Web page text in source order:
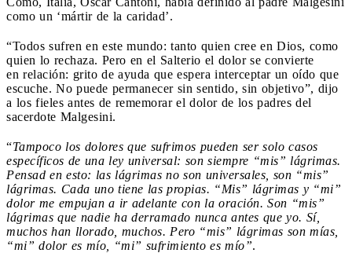
como un ‘mártir de la caridad’.
“Todos sufren en este mundo: tanto quien cree en Dios, como
quien lo rechaza. Pero en el Salterio el dolor se convierte
en relación: grito de ayuda que espera interceptar un oído que
escuche. No puede permanecer sin sentido, sin objetivo”, dijo
a los fieles antes de rememorar el dolor de los padres del
sacerdote Malgesini.
“Tampoco los dolores que sufrimos pueden ser solo casos
específicos de una ley universal: son siempre “mis” lágrimas.
Pensad en esto: las lágrimas no son universales, son “mis”
lágrimas. Cada uno tiene las propias. “Mis” lágrimas y “mi”
dolor me empujan a ir adelante con la oración. Son “mis”
lágrimas que nadie ha derramado nunca antes que yo. Sí,
muchos han llorado, muchos. Pero “mis” lágrimas son mías,
“mi” dolor es mío, “mi” sufrimiento es mío”.